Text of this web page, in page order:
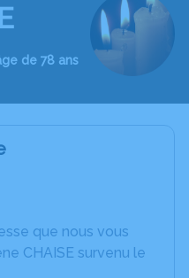
de 78 ans
que nous vous
CHAISE survenu le